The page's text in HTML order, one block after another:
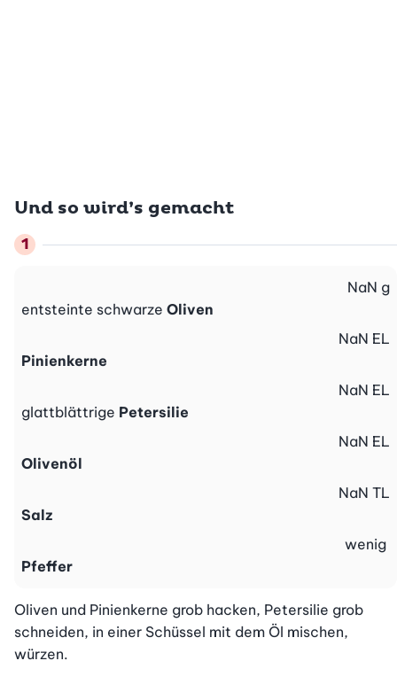
Und so wird’s gemacht
entsteinte schwarze Oliven
NaN g
Pinienkerne
NaN EL
glattblättrige Petersilie
NaN EL
Olivenöl
NaN EL
Salz
NaN TL
Pfeffer
wenig
Oliven und Pinienkerne grob hacken, Petersilie grob
schneiden, in einer Schüssel mit dem Öl mischen,
würzen.